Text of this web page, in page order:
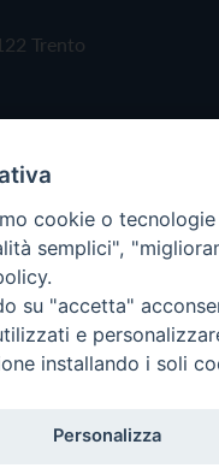
Trento
riservati - Vita
cookie o
semplici",
su "accetta"
e
installando i soli
Personalizza